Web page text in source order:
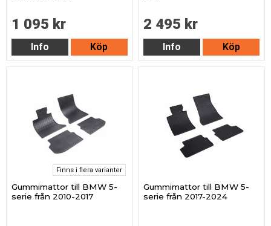
1 095 kr
Info Köp
2 495 kr
Info Köp
Finns i flera varianter
Gummimattor till BMW 5-
serie från 2010-2017
Gummimattor till BMW 5-
serie från 2017-2024